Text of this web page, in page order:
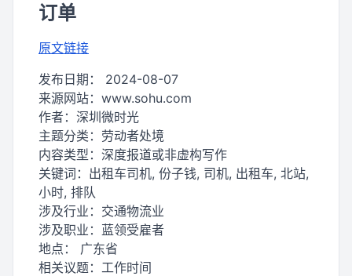
订单
原文链接
发布日期： 2024-08-07
来源网站： www.sohu.com
作者： 深圳微时光
主题分类： 劳动者处境
内容类型： 深度报道或非虚构写作
关键词： 出租车司机, 份子钱, 司机, 出租车, 北站,
小时, 排队
涉及行业： 交通物流业
涉及职业： 蓝领受雇者
地点： 广东省
相关议题： 工作时间